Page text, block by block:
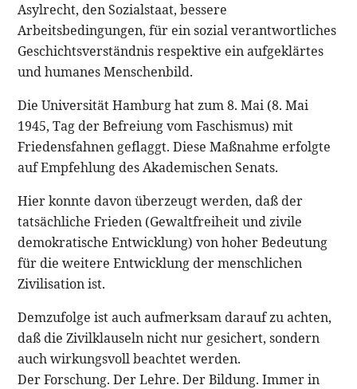
Asylrecht, den Sozialstaat, bessere
Arbeitsbedingungen, für ein sozial verantwortliches
Geschichtsverständnis respektive ein aufgeklärtes
und humanes Menschenbild.
Die Universität Hamburg hat zum 8. Mai (8. Mai
1945, Tag der Befreiung vom Faschismus) mit
Friedensfahnen geflaggt. Diese Maßnahme erfolgte
auf Empfehlung des Akademischen Senats.
Hier konnte davon überzeugt werden, daß der
tatsächliche Frieden (Gewaltfreiheit und zivile
demokratische Entwicklung) von hoher Bedeutung
für die weitere Entwicklung der menschlichen
Zivilisation ist.
Demzufolge ist auch aufmerksam darauf zu achten,
daß die Zivilklauseln nicht nur gesichert, sondern
auch wirkungsvoll beachtet werden.
Der Forschung. Der Lehre. Der Bildung. Immer in